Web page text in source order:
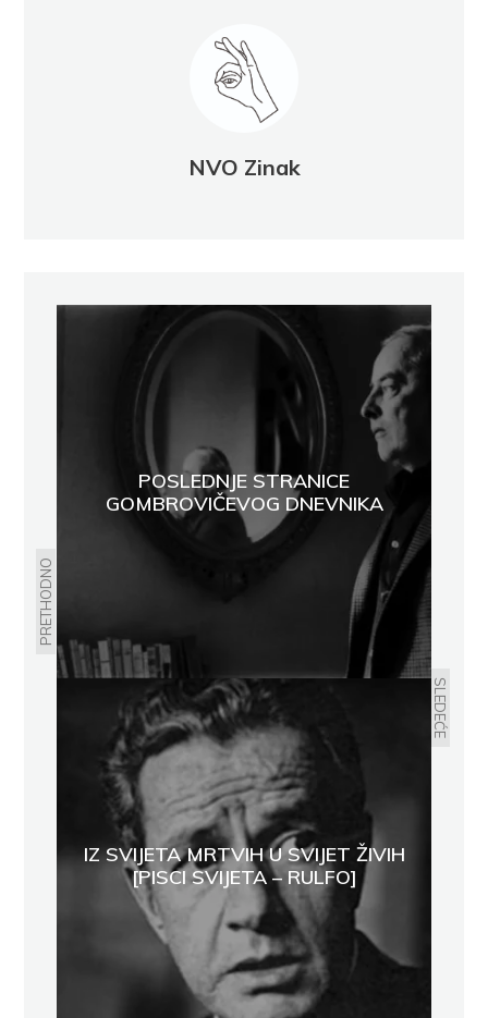
NVO Zinak
PRETHODNO
POSLEDNJE STRANICE
GOMBROVIČEVOG DNEVNIKA
SLEDEĆE
IZ SVIJETA MRTVIH U SVIJET ŽIVIH
[PISCI SVIJETA – RULFO]